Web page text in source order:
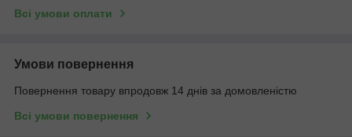
Всі умови оплати
Умови повернення
Повернення товару впродовж 14 днів за домовленістю
Всі умови повернення